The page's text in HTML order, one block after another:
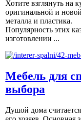
Хотите взглянуть на
оригинальной и
металла и пластика.
Популярность этих
изготовлении ...
Мебель для
выбора
Душой дома